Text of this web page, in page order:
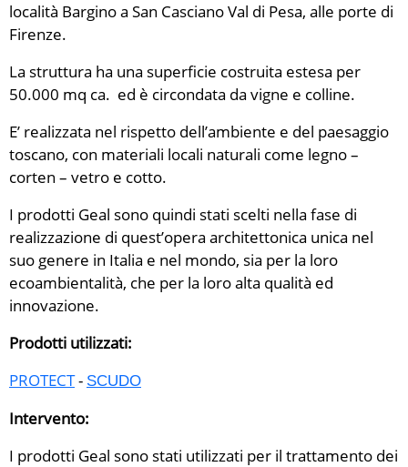
località Bargino a San Casciano Val di Pesa, alle porte di
Firenze.
La struttura ha una superficie costruita estesa per
50.000 mq ca. ed è circondata da vigne e colline.
E’ realizzata nel rispetto dell’ambiente e del paesaggio
toscano, con materiali locali naturali come legno –
corten – vetro e cotto.
I prodotti Geal sono quindi stati scelti nella fase di
realizzazione di quest’opera architettonica unica nel
suo genere in Italia e nel mondo, sia per la loro
ecoambientalità, che per la loro alta qualità ed
innovazione.
Prodotti utilizzati:
PROTECT- SCUDO
Intervento:
I prodotti Geal sono stati utilizzati per il trattamento dei